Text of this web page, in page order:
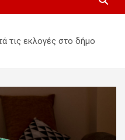
τις εκλογές στο δήμο